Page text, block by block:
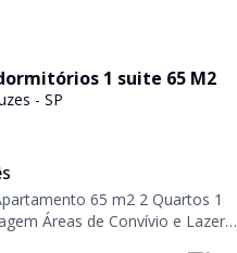
1 suite 65 M2
- SP